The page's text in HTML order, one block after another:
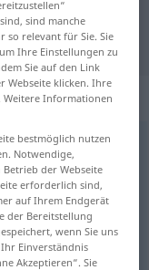
antippen)
sind manche
so relevant für Sie. Sie
Ihre Einstellungen zu
Sie auf den Link
Webseite klicken. Ihre
Weitere Informationen
bestmöglich nutzen
Notwendige,
der Webseite
erforderlich sind,
auf Ihrem Endgerät
der Bereitstellung
wenn Sie uns
Einverständnis
Akzeptieren“. Sie